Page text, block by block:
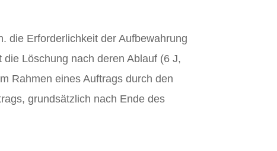
die Erforderlichkeit der Aufbewahrung
Löschung nach deren Ablauf (6 J,
Rahmen eines Auftrags durch den
grundsätzlich nach Ende des